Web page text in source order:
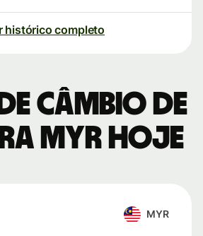
histórico completo
câmbio de
MYR hoje
MYR